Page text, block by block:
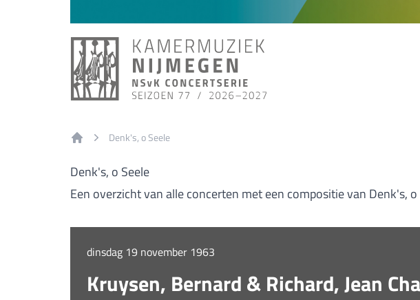
Denk's, o Seele
Denk's, o Seele
Een overzicht van alle concerten met een compositie van Denk's, o
dinsdag 19 november 1963
Kruysen, Bernard & Richard, Jean